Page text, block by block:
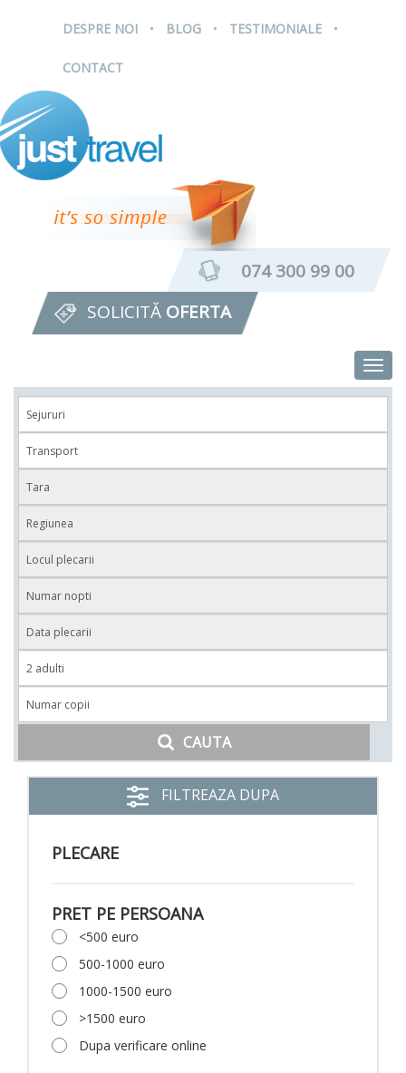
DESPRE NOI . BLOG . TESTIMONIALE .
CONTACT
074 300 99 00
SOLICITĂ OFERTA
CAUTA
FILTREAZA DUPA
PLECARE
PRET PE PERSOANA
<500 euro
500-1000 euro
1000-1500 euro
>1500 euro
Dupa verificare online